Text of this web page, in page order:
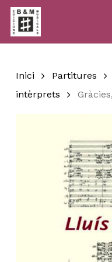
Skip
main
content
Inici Partitures
intèrprets